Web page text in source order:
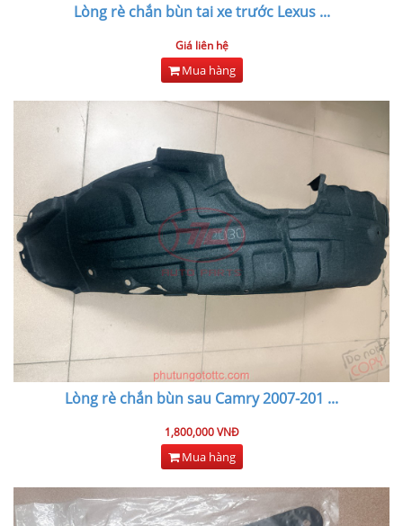
Lòng rè chắn bùn tai xe trước Lexus...
Giá liên hệ
Mua hàng
Lòng rè chắn bùn sau Camry 2007-201 ...
1,800,000 VNĐ
Mua hàng